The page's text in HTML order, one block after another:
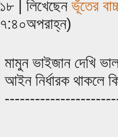
১৮ | লিখেছেন ভূঁতের
৭:৪০অপরাহ্ন)
মামুন ভাইজান দেখি
আইন নির্ধারক